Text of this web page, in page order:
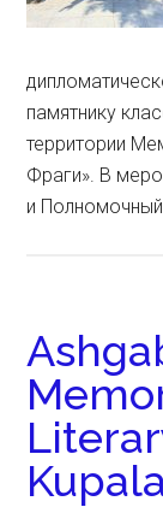
памятнику
территории
Фраги». В
и